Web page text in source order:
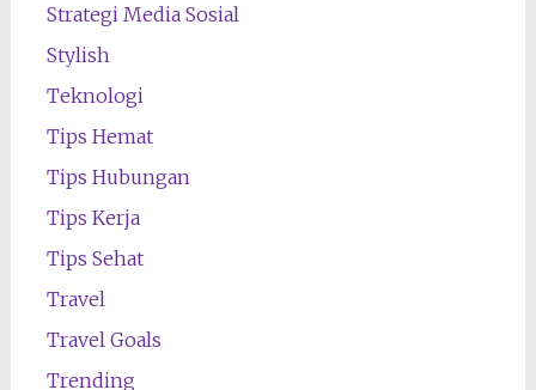
Strategi Media Sosial
Stylish
Teknologi
Tips Hemat
Tips Hubungan
Tips Kerja
Tips Sehat
Travel
Travel Goals
Trending